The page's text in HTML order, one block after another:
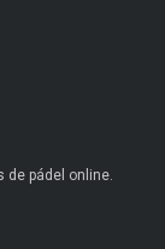
de pádel online.